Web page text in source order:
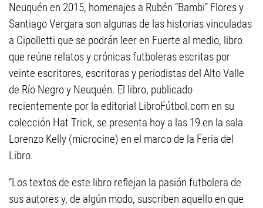
Neuquén en 2015, homenajes a Rubén “Bambi” Flores y
Santiago Vergara son algunas de las historias vinculadas
a Cipolletti que se podrán leer en Fuerte al medio, libro
que reúne relatos y crónicas futboleras escritas por
veinte escritores, escritoras y periodistas del Alto Valle
de Río Negro y Neuquén. El libro, publicado
recientemente por la editorial LibroFútbol.com en su
colección Hat Trick, se presenta hoy a las 19 en la sala
Lorenzo Kelly (microcine) en el marco de la Feria del
Libro.
“Los textos de este libro reflejan la pasión futbolera de
sus autores y, de algún modo, suscriben aquello en que